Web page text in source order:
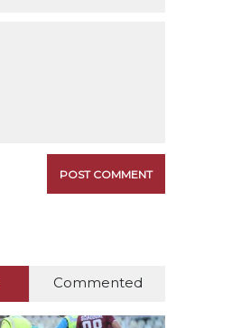
Commented